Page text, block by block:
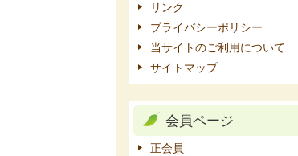
リンク
プライバシーポリシー
当サイトのご利用について
サイトマップ
会員ページ
正会員